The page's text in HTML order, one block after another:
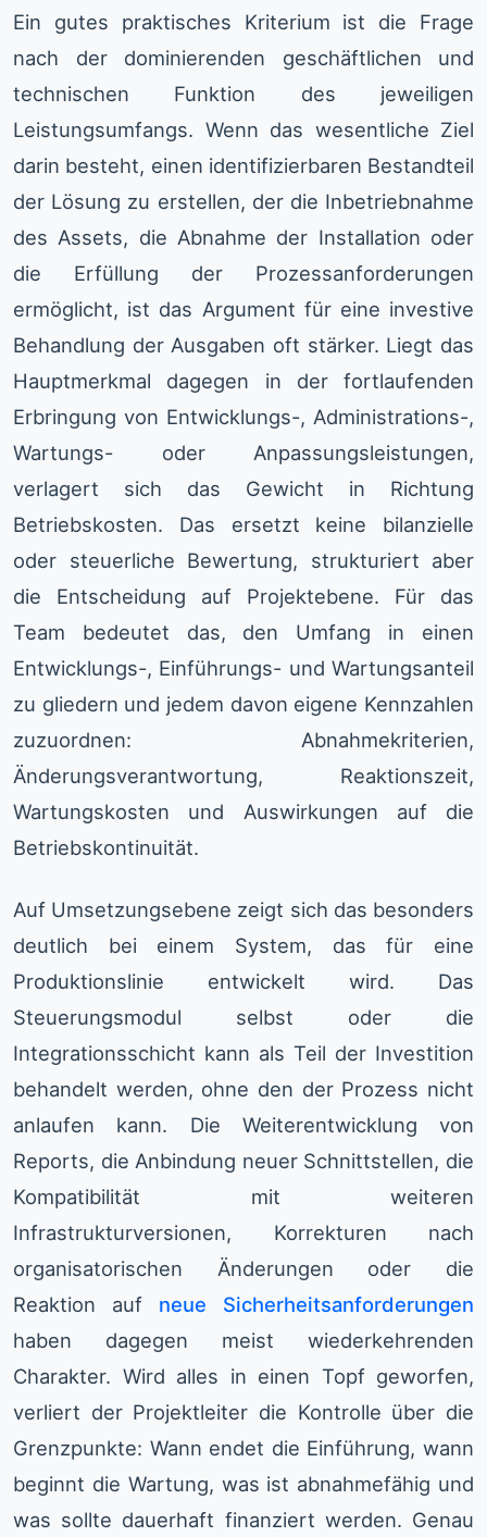
Ein gutes praktisches Kriterium ist die Frage
nach der dominierenden geschäftlichen und
technischen Funktion des jeweiligen
Leistungsumfangs. Wenn das wesentliche Ziel
darin besteht, einen identifizierbaren Bestandteil
der Lösung zu erstellen, der die Inbetriebnahme
des Assets, die Abnahme der Installation oder
die Erfüllung der Prozessanforderungen
ermöglicht, ist das Argument für eine investive
Behandlung der Ausgaben oft stärker. Liegt das
Hauptmerkmal dagegen in der fortlaufenden
Erbringung von Entwicklungs-, Administrations-,
Wartungs- oder Anpassungsleistungen,
verlagert sich das Gewicht in Richtung
Betriebskosten. Das ersetzt keine bilanzielle
oder steuerliche Bewertung, strukturiert aber
die Entscheidung auf Projektebene. Für das
Team bedeutet das, den Umfang in einen
Entwicklungs-, Einführungs- und Wartungsanteil
zu gliedern und jedem davon eigene Kennzahlen
zuzuordnen: Abnahmekriterien,
Änderungsverantwortung, Reaktionszeit,
Wartungskosten und Auswirkungen auf die
Betriebskontinuität.
Auf Umsetzungsebene zeigt sich das besonders
deutlich bei einem System, das für eine
Produktionslinie entwickelt wird. Das
Steuerungsmodul selbst oder die
Integrationsschicht kann als Teil der Investition
behandelt werden, ohne den der Prozess nicht
anlaufen kann. Die Weiterentwicklung von
Reports, die Anbindung neuer Schnittstellen, die
Kompatibilität mit weiteren
Infrastrukturversionen, Korrekturen nach
organisatorischen Änderungen oder die
Reaktion auf neue Sicherheitsanforderungen
haben dagegen meist wiederkehrenden
Charakter. Wird alles in einen Topf geworfen,
verliert der Projektleiter die Kontrolle über die
Grenzpunkte: Wann endet die Einführung, wann
beginnt die Wartung, was ist abnahmefähig und
was sollte dauerhaft finanziert werden. Genau